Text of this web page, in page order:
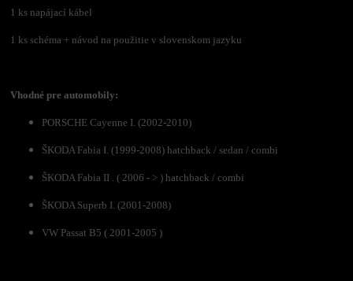
1 ks napájací kábel
1 ks schéma + návod na použitie v slovenskom jazyku
Vhodné pre automobily:
PORSCHE Cayenne I. (2002-2010)
ŠKODA Fabia I. (1999-2008) hatchback / sedan / combi
ŠKODA Fabia II . ( 2006 - > ) hatchback / combi
ŠKODA Superb I. (2001-2008)
VW Passat B5 ( 2001-2005 )